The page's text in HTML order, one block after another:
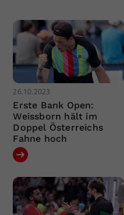
26.10.2023
Erste Bank Open:
Weissborn hält im
Doppel Österreichs
Fahne hoch